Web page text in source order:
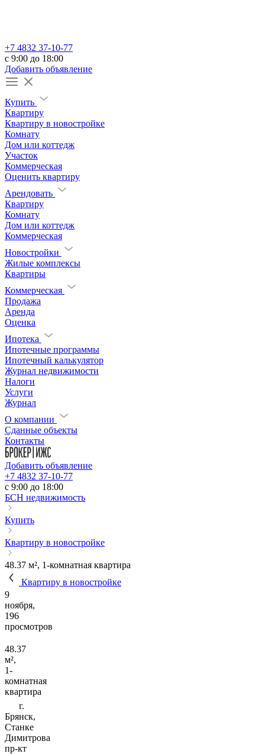
+7 4832 37-10-77
c 9:00 до 18:00
Добавить объявление
Купить
Квартиру
Квартиру в новостройке
Комнату
Дом или коттедж
Участок
Коммерческая
Оценить квартиру
Арендовать
Квартиру
Комнату
Дом или коттедж
Коммерческая
Новостройки
Жилые комплексы
Квартиры
Коммерческая
Продажа
Аренда
Оценка
Ипотека
Ипотечные программы
Ипотечный калькулятор
Журнал недвижимости
Налоги
Услуги
Журнал
О компании
Сданные объекты
Контакты
Добавить объявление
+7 4832 37-10-77
c 9:00 до 18:00
БСН недвижимость
Купить
Квартиру в новостройке
48.37 м², 1-комнатная квартира
Квартиру в новостройке
9
ноября,
196
просмотров
48.37
м²,
1-
комнатная
квартира
г.
Брянск,
Станке
Димитрова
пр-кт